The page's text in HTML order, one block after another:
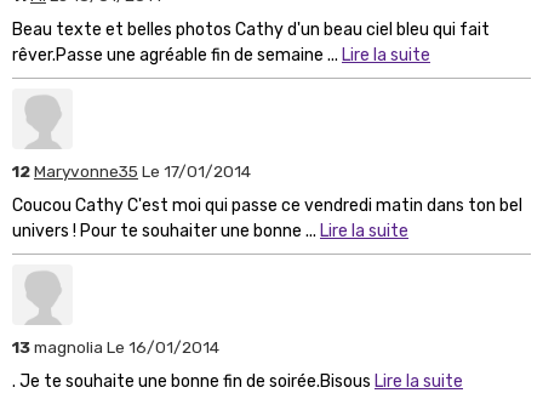
Beau texte et belles photos Cathy d'un beau ciel bleu qui fait
rêver.Passe une agréable fin de semaine ... Lire la suite
12Maryvonne35 Le 17/01/2014
Coucou Cathy C'est moi qui passe ce vendredi matin dans ton bel
univers ! Pour te souhaiter une bonne ... Lire la suite
13magnolia Le 16/01/2014
. Je te souhaite une bonne fin de soirée.Bisous Lire la suite